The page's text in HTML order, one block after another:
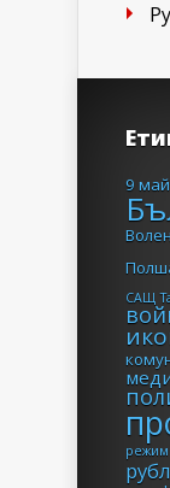
9 май
САЩ
режим